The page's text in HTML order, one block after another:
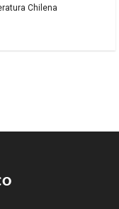
Chilena